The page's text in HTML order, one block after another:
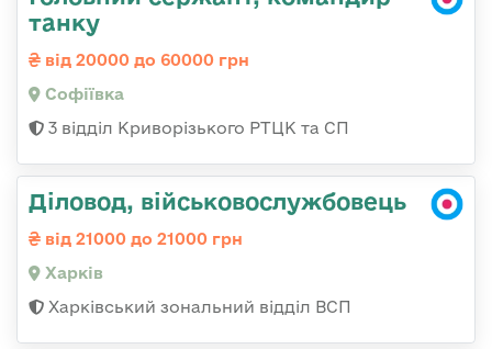
танку
від 20000 до 60000 грн
Софіївка
3 відділ Криворізького РТЦК та СП
Діловод, військовослужбовець
від 21000 до 21000 грн
Харків
Харківський зональний відділ ВСП